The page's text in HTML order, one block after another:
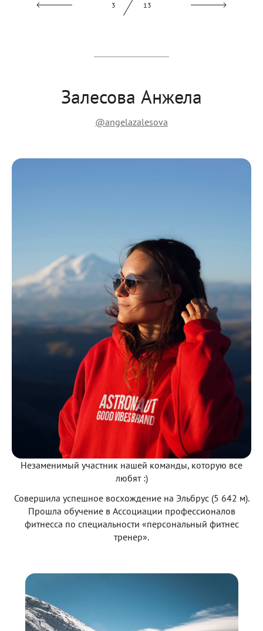
3 13
Залесова Анжела
@angelazalesova
Незаменимый участник нашей команды, которую все
любят :)
Совершила успешное восхождение на Эльбрус (5 642 м).
Прошла обучение в Ассоциации профессионалов
фитнесса по специальности «персональный фитнес
тренер».